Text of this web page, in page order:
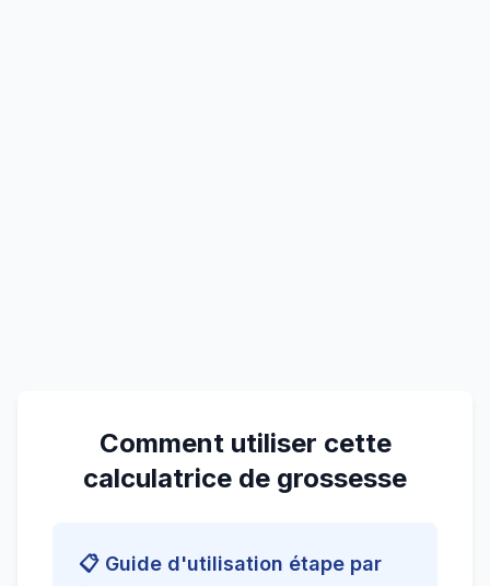
Comment utiliser cette
calculatrice de grossesse
📋 Guide d'utilisation étape par